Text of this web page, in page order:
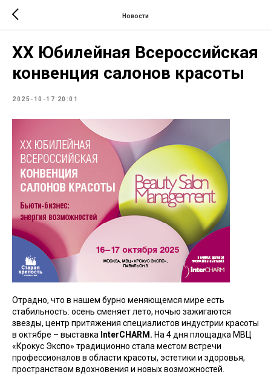
Новости
XX Юбилейная Всероссийская
конвенция салонов красоты
2025-10-17 20:01
Отрадно, что в нашем бурно меняющемся мире есть
стабильность: осень сменяет лето, ночью зажигаются
звезды, центр притяжения специалистов индустрии красоты
в октябре – выставка InterCHARM. На 4 дня площадка МВЦ
«Крокус Экспо» традиционно стала местом встречи
профессионалов в области красоты, эстетики и здоровья,
пространством вдохновения и новых возможностей.